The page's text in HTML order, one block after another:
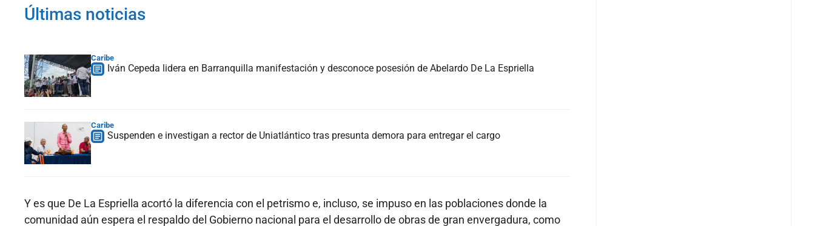
Últimas noticias
Caribe
Iván Cepeda lidera en Barranquilla manifestación y desconoce posesión de Abelardo De La Espriella
Caribe
Suspenden e investigan a rector de Uniatlántico tras presunta demora para entregar el cargo
Y es que De La Espriella acortó la diferencia con el petrismo e, incluso, se impuso en las poblaciones donde la
comunidad aún espera el respaldo del Gobierno nacional para el desarrollo de obras de gran envergadura, como